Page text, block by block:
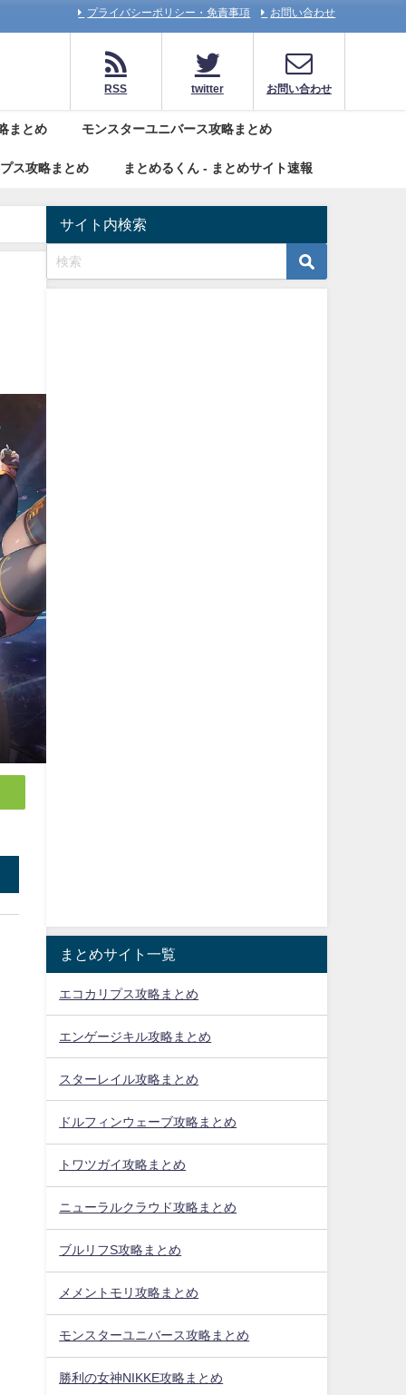
プライバシーポリシー・免責事項 お問い合わせ
RSS twitter お問い合わせ
まとめ モンスターユニバース攻略まとめ
ス攻略まとめ まとめるくん - まとめサイト速報
サイト内検索
まとめサイト一覧
エコカリプス攻略まとめ
エンゲージキル攻略まとめ
スターレイル攻略まとめ
ドルフィンウェーブ攻略まとめ
トワツガイ攻略まとめ
ニューラルクラウド攻略まとめ
ブルリフS攻略まとめ
メメントモリ攻略まとめ
モンスターユニバース攻略まとめ
勝利の女神NIKKE攻略まとめ